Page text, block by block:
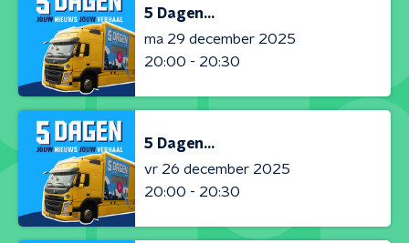
5 Dagen...
ma 29 december 2025
20:00 - 20:30
5 Dagen...
vr 26 december 2025
20:00 - 20:30